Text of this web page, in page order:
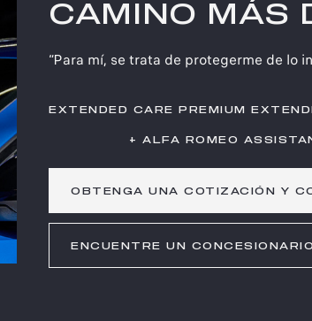
CAMINO MÁS
“Para mí, se trata de protegerme de lo
EXTENDED CARE PREMIUM
+ ALFA ROMEO
OBTENGA UNA COTIZACIÓN Y
ENCUENTRE UN CONCESIONARIO